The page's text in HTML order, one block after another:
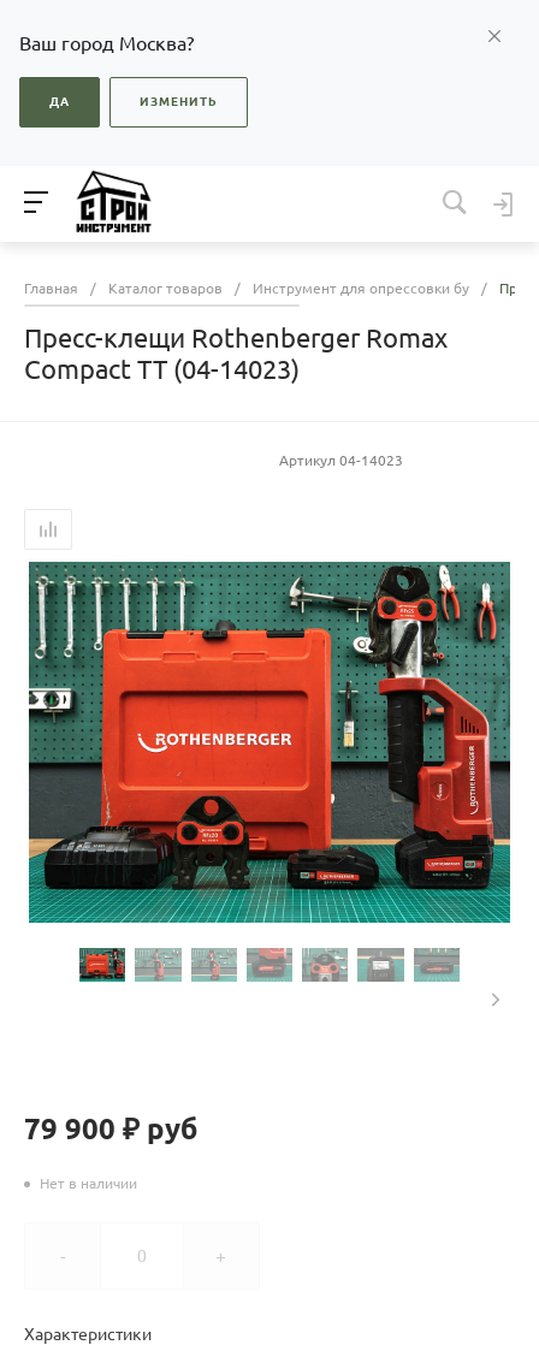
Ваш город Москва?
ДА ИЗМЕНИТЬ
Главная / Каталог товаров / Инструмент для опрессовки бу /
Пресс-клещи Rothenberger Romax
Compact TT (04-14023)
Артикул 04-14023
79 900 ₽ руб
Нет в наличии
- +
Характеристики